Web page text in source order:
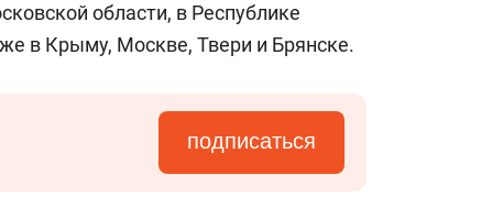
области, в Республике
в Крыму, Москве, Твери и Брянске.
подписаться